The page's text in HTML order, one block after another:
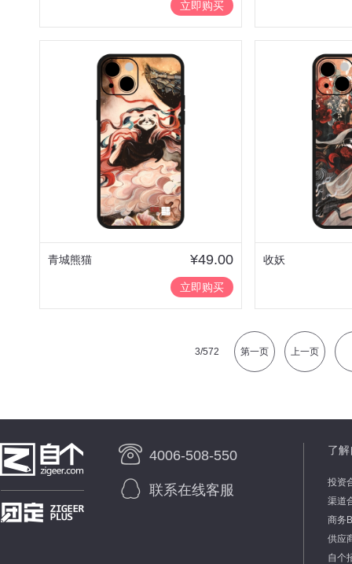
立即购买
青城熊猫 ¥49.00
立即购买
收妖
3/572 第一页 上一页
4006-508-550
联系在线客服
了
投资
渠道
商务
供应
自个